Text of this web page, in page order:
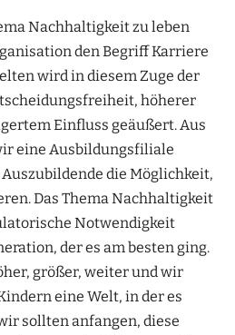
Nachhaltigkeit zu leben
den Begriff Karriere
wird in diesem Zuge der
höherer
Einfluss geäußert. Aus
eine Ausbildungsfiliale
die Möglichkeit,
Das Thema Nachhaltigkeit
Notwendigkeit
der es am besten ging.
größer, weiter und wir
eine Welt, in der es
sollten anfangen, diese